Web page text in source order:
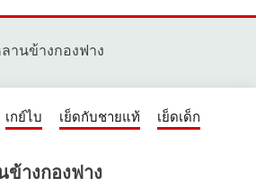
านข้างกองฟาง
เกย์ไบ เย็ดกับชายแท้
เย็ดเด็ก
ข้างกองฟาง